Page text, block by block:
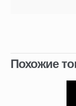
Похожие